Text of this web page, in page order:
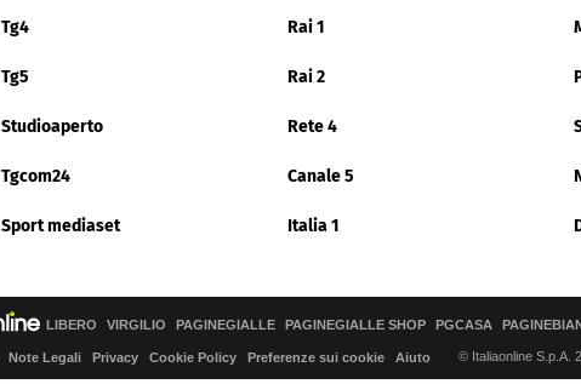
Tg4 Rai 1
Tg5 Rai 2
Studioaperto Rete 4
Tgcom24 Canale 5
Sport mediaset Italia 1
LIBERO VIRGILIO PAGINEGIALLE PAGINEGIALLE SHOP PGCASA
Note Legali Privacy Cookie Policy Preferenze sui cookie Aiuto © Italiaonline S.p.A.